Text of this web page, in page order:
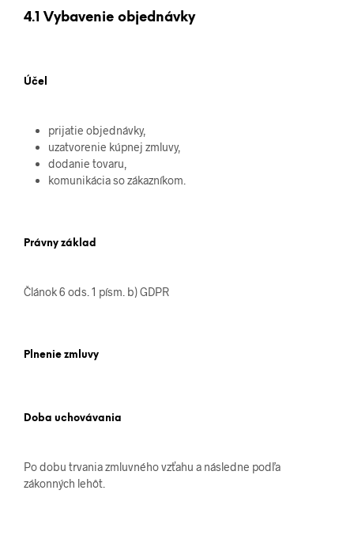
4.1 Vybavenie objednávky
Účel
prijatie objednávky,
uzatvorenie kúpnej zmluvy,
dodanie tovaru,
komunikácia so zákazníkom.
Právny základ
Článok 6 ods. 1 písm. b) GDPR
Plnenie zmluvy
Doba uchovávania
Po dobu trvania zmluvného vzťahu a následne podľa
zákonných lehôt.